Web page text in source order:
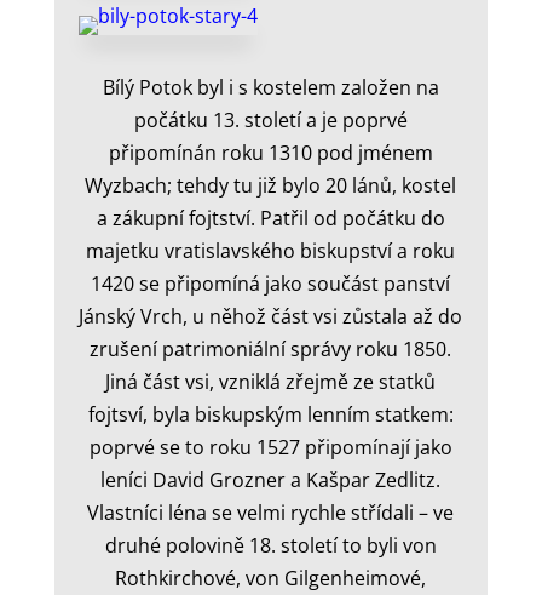
Bílý Potok byl i s kostelem založen na
počátku 13. století a je poprvé
připomínán roku 1310 pod jménem
Wyzbach; tehdy tu již bylo 20 lánů, kostel
a zákupní fojtství. Patřil od počátku do
majetku vratislavského biskupství a roku
1420 se připomíná jako součást panství
Jánský Vrch, u něhož část vsi zůstala až do
zrušení patrimoniální správy roku 1850.
Jiná část vsi, vzniklá zřejmě ze statků
fojtsví, byla biskupským lenním statkem:
poprvé se to roku 1527 připomínají jako
leníci David Grozner a Kašpar Zedlitz.
Vlastníci léna se velmi rychle střídali – ve
druhé polovině 18. století to byli von
Rothkirchové, von Gilgenheimové,